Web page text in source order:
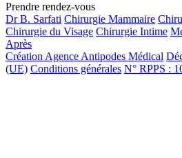
Prendre rendez-vous
Dr B. Sarfati Chirurgie Mammaire
Chirurgie du Visage Chirurgie Intime
Après
Création Agence Antipodes Médical
(UE) Conditions générales N° RPPS :